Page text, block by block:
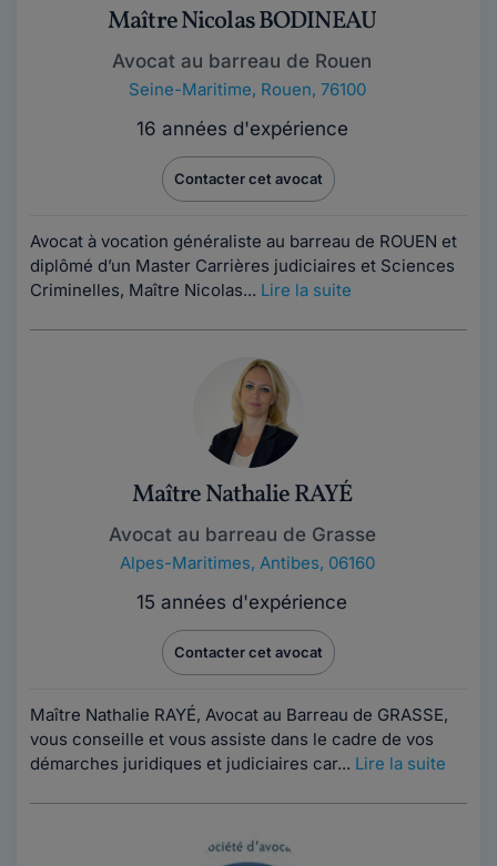
Maître Nicolas BODINEAU
Avocat au barreau de Rouen
Seine-Maritime, Rouen, 76100
16 années d'expérience
Contacter cet avocat
Avocat à vocation généraliste au barreau de ROUEN et
diplômé d’un Master Carrières judiciaires et Sciences
Criminelles, Maître Nicolas... Lire la suite
Maître Nathalie RAYÉ
Avocat au barreau de Grasse
Alpes-Maritimes, Antibes, 06160
15 années d'expérience
Contacter cet avocat
Maître Nathalie RAYÉ, Avocat au Barreau de GRASSE,
vous conseille et vous assiste dans le cadre de vos
démarches juridiques et judiciaires car... Lire la suite